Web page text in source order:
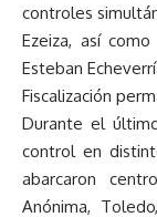
controles
Ezeiza, así
Esteban
Fiscalización
Durante el
control en
abarcaron
Anónima,